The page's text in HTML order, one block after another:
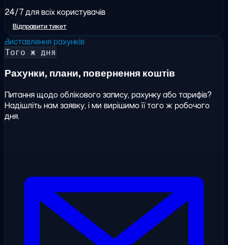
24/7 для всіх користувачів
Відправити тикет
Виставлення рахунків
Того ж дня
Рахунки, плани, повернення коштів
Питання щодо облікового запису, рахунку або тарифів?
Надішліть нам заявку, і ми вирішимо її того ж робочого
дня.